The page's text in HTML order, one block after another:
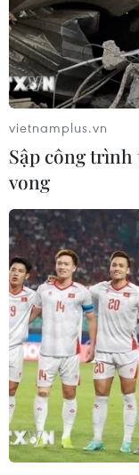
TIN CÙNG
Cà Mau quảng
nối đầu tư, đưa
bền vững
07/08/2026 03:04
Giá vàng trong
thương hiệu SJC
triệu đồng
07/08/2026 02:21
vietnamplus.vn
Sập công
vong